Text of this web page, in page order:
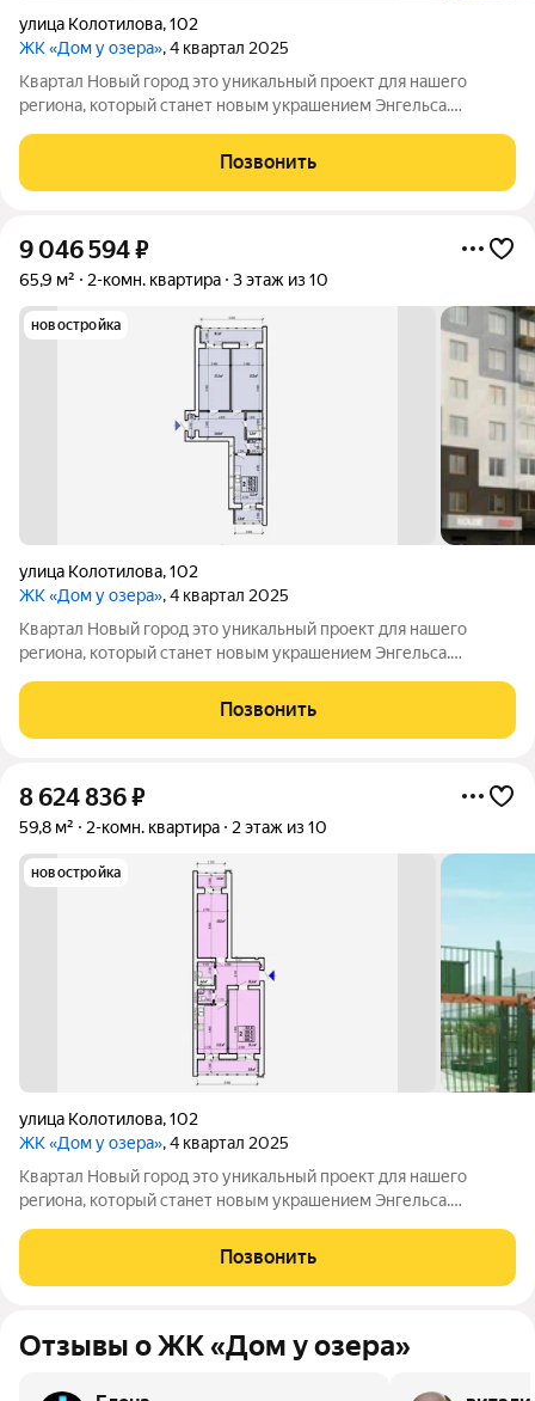
улица Колотилова,102
ЖК «Дом у озера», 4 квартал 2025
Квартал Новый город это уникальный проект для нашего
региона, который станет новым украшением Энгельса.
современные дизайны фасадов, функциональные планировки,
лаконичные формы, яркие акценты,
Позвонить
9 046 594₽
65,9 м² 2-комн. квартира 3 этаж из 10
новостройка
улица Колотилова,102
ЖК «Дом у озера», 4 квартал 2025
Квартал Новый город это уникальный проект для нашего
региона, который станет новым украшением Энгельса.
современные дизайны фасадов, функциональные планировки,
лаконичные формы, яркие акценты,
Позвонить
8 624 836₽
59,8 м² 2-комн. квартира 2 этаж из 10
новостройка
улица Колотилова,102
ЖК «Дом у озера», 4 квартал 2025
Квартал Новый город это уникальный проект для нашего
региона, который станет новым украшением Энгельса.
современные дизайны фасадов, функциональные планировки,
лаконичные формы, яркие акценты,
Позвонить
Отзывы о ЖК «Дом у озера»